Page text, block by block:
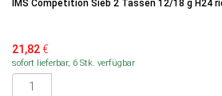
IMS Competition Sieb 2 Tassen 12/18 g H24
21,82€
sofort lieferbar, 6 Stk. verfügbar